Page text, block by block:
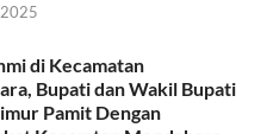
di Kecamatan
Bupati dan Wakil Bupati
Pamit Dengan